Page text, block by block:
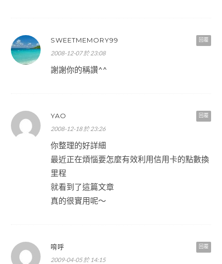
回覆
SWEETMEMORY99
2008-12-07 於 23:08
謝謝你的稱讚^^
回覆
YAO
2008-12-18 於 23:26
你整理的好詳細
最近正在煩惱要怎麼有效利用信用卡的點數換
里程
就看到了這篇文章
真的很實用呢～
回覆
唷呼
2009-04-05 於 14:15